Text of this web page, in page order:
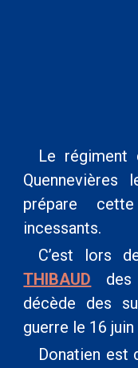
Le régiment
Quennevières
prépare
incessants.
C’est lors
THIBAUD des
décède des
guerre le 16 juin
Donatien est